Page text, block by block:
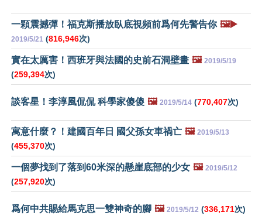
一顆震撼彈！福克斯播放臥底視頻前爲何先警告你 🖼️▶️
2019/5/21 (816,946次)
實在太厲害！西班牙與法國的史前石洞壁畫 🖼️ 2019/5/19
(259,394次)
談客星！李淳風侃侃 科學家傻傻 🖼️ 2019/5/14 (770,407次)
寓意什麼？！建國百年日 國父孫女車禍亡 🖼️ 2019/5/13
(455,370次)
一個夢找到了落到60米深的懸崖底部的少女 🖼️ 2019/5/12
(257,920次)
爲何中共賜給馬克思一雙神奇的腳 🖼️ 2019/5/12 (336,171次)